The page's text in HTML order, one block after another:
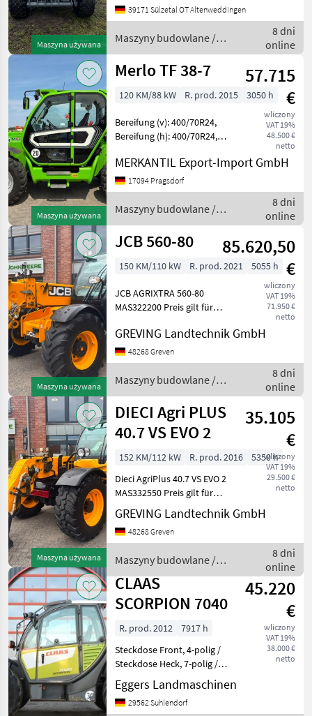
Maszyna używana
Klimaanlage: Klimaanlage
Lenkung: 4 rad
Betriebsstunden: 5745
39171 Sülzetal OT Altenweddingen
Maszyny budowlane /
Kramer
8 dni
online
Maszyna używana
Merlo TF 38-7
57.715
€
wliczony
VAT 19%
48.500 €
netto
120 KM/88 kW R. prod. 2015 3050 h
Bereifung (v): 400/70R24,
Bereifung (h): 400/70R24,
Tragkraft: 3800 kg,
Hubhöhe: 700 cm,
Arbeitsscheinwerfer 2x
hinten, Arbeitsschein
MERKANTIL Export-Import GmbH
17094 Pragsdorf
Maszyny budowlane /
Merlo
8 dni
online
Maszyna używana
JCB 560-80
85.620,50
€
wliczony
VAT 19%
71.950 €
netto
150 KM/110 kW R. prod. 2021 5055 h
JCB AGRIXTRA 560-80
MAS322200 Preis gilt für
Angebot freibleibend.
Irrtümer, Änderungen und
Zwischenverkauf
vorbehalten. Alle Angaben
GREVING Landtechnik GmbH
48268 Greven
Maszyny budowlane /
JCB
8 dni
online
Maszyna używana
DIECI Agri PLUS
40.7 VS EVO 2
35.105
€
wliczony
VAT 19%
29.500 €
netto
152 KM/112 kW R. prod. 2016
5350 h
Dieci AgriPlus 40.7 VS EVO 2
MAS332550 Preis gilt für
vorhandenen Zustand.
Angebot freibleibend.
Irrtümer , Änderungen und
vorbehalten. Alle Angabe
GREVING Landtechnik GmbH
48268 Greven
Maszyny budowlane /
Dieci
8 dni
online
CLAAS
SCORPION 7040
45.220
€
wliczony
VAT 19%
38.000 €
netto
R. prod. 2012
7917 h
Steckdose Front, 4-polig /
Steckdose Heck, 7-polig /
Hydraulikanschluss Front
am Werkzeugträger,
doppeltwirkend / 30 km/h -
Eggers Landmaschinen
29562 Suhlendorf